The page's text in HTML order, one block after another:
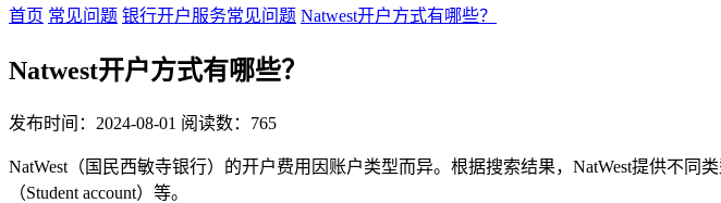
首页 常见问题 银行开户服务常见问题 Natwest开户方式有哪些？
Natwest开户方式有哪些？
发布时间：2024-08-01 阅读数：765
NatWest（‌国民西敏寺银行）‌的开户费用因账户类型而异。‌根据搜索结果，‌NatWest提供不同
（‌Student account）‌等。‌